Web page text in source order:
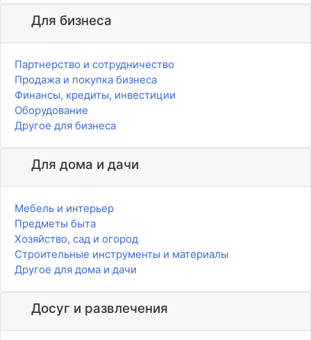
Для бизнеса
Партнерство и сотрудничество
Продажа и покупка бизнеса
Финансы, кредиты, инвестиции
Оборудование
Другое для бизнеса
Для дома и дачи
Мебель и интерьер
Предметы быта
Хозяйство, сад и огород
Строительные инструменты и материалы
Другое для дома и дачи
Досуг и развлечения